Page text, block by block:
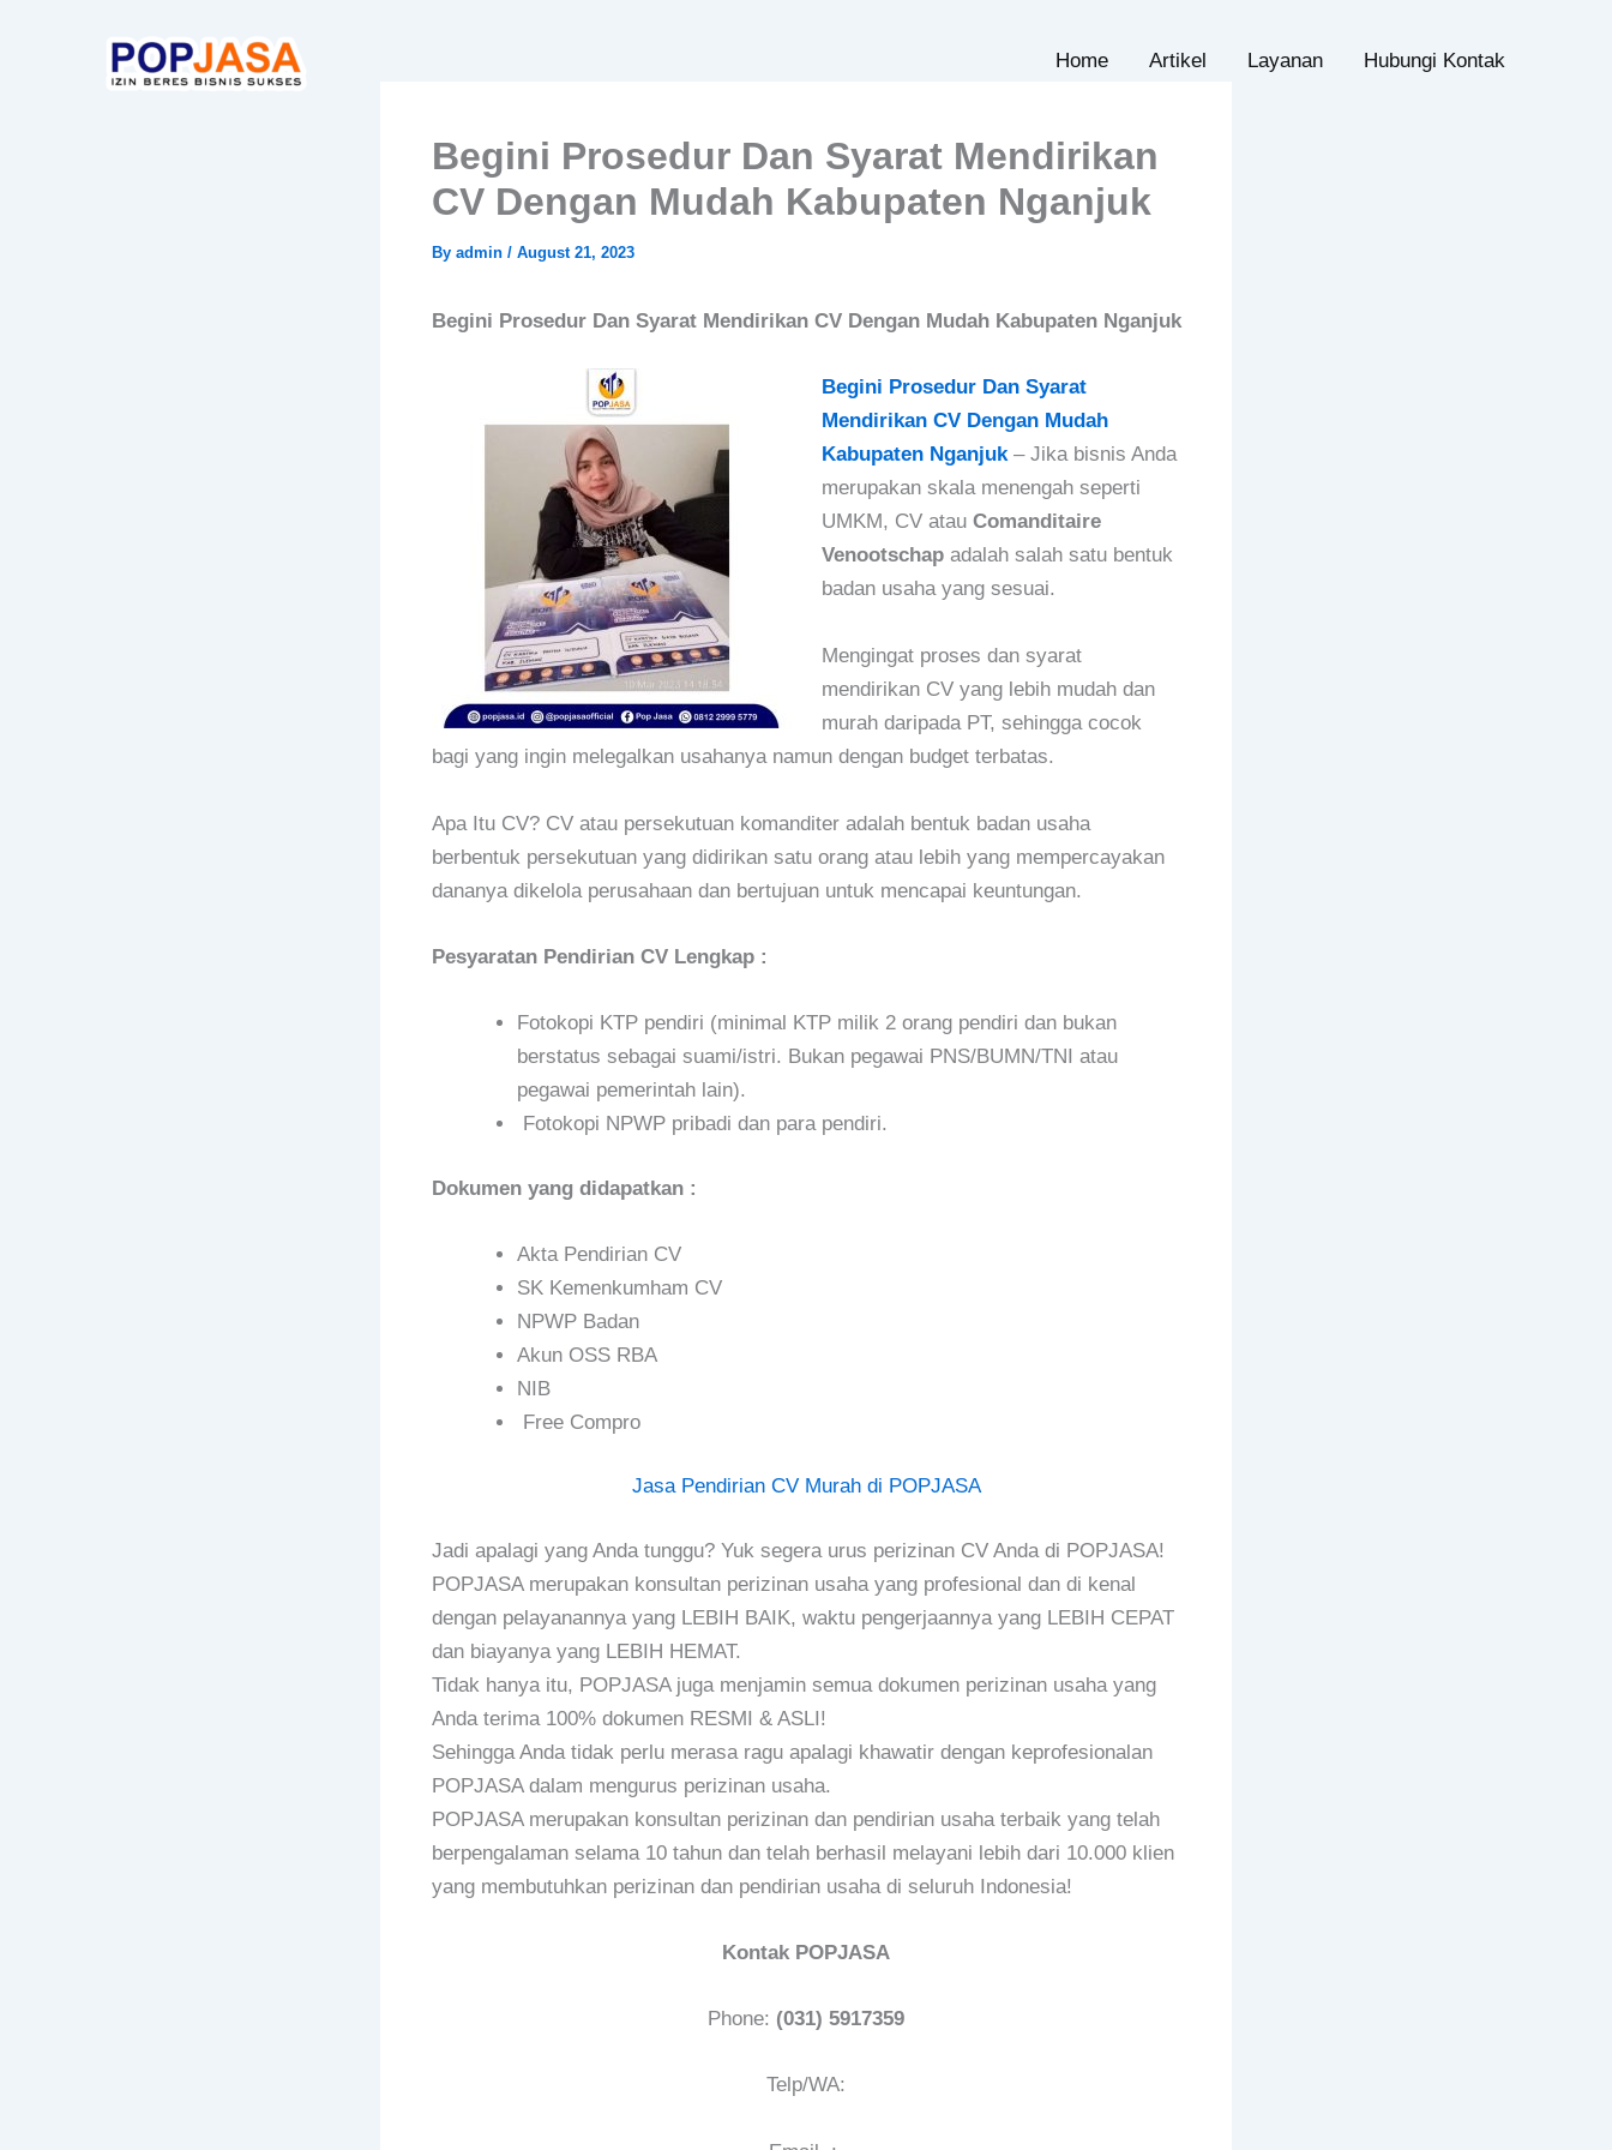
Home Artikel Layanan Hubungi Kontak
Begini Prosedur Dan Syarat Mendirikan
CV Dengan Mudah Kabupaten Nganjuk
By admin / August 21, 2023
Begini Prosedur Dan Syarat Mendirikan CV Dengan Mudah Kabupaten Nganjuk
Begini Prosedur Dan Syarat
Mendirikan CV Dengan Mudah
Kabupaten Nganjuk – Jika bisnis Anda
merupakan skala menengah seperti
UMKM, CV atau Comanditaire
Venootschap adalah salah satu bentuk
badan usaha yang sesuai.
Mengingat proses dan syarat
mendirikan CV yang lebih mudah dan
murah daripada PT, sehingga cocok
bagi yang ingin melegalkan usahanya namun dengan budget terbatas.
Apa Itu CV? CV atau persekutuan komanditer adalah bentuk badan usaha
berbentuk persekutuan yang didirikan satu orang atau lebih yang mempercayakan
dananya dikelola perusahaan dan bertujuan untuk mencapai keuntungan.
Pesyaratan Pendirian CV Lengkap :
Fotokopi KTP pendiri (minimal KTP milik 2 orang pendiri dan bukan
berstatus sebagai suami/istri. Bukan pegawai PNS/BUMN/TNI atau
pegawai pemerintah lain).
Fotokopi NPWP pribadi dan para pendiri.
Dokumen yang didapatkan :
Akta Pendirian CV
SK Kemenkumham CV
NPWP Badan
Akun OSS RBA
NIB
Free Compro
Jasa Pendirian CV Murah di POPJASA
Jadi apalagi yang Anda tunggu? Yuk segera urus perizinan CV Anda di POPJASA!
POPJASA merupakan konsultan perizinan usaha yang profesional dan di kenal
dengan pelayanannya yang LEBIH BAIK, waktu pengerjaannya yang LEBIH CEPAT
dan biayanya yang LEBIH HEMAT.
Tidak hanya itu, POPJASA juga menjamin semua dokumen perizinan usaha yang
Anda terima 100% dokumen RESMI & ASLI!
Sehingga Anda tidak perlu merasa ragu apalagi khawatir dengan keprofesionalan
POPJASA dalam mengurus perizinan usaha.
POPJASA merupakan konsultan perizinan dan pendirian usaha terbaik yang telah
berpengalaman selama 10 tahun dan telah berhasil melayani lebih dari 10.000 klien
yang membutuhkan perizinan dan pendirian usaha di seluruh Indonesia!
Kontak POPJASA
Phone: (031) 5917359
Telp/WA: